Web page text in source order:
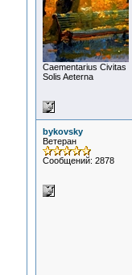
Сaementarius Civitas
Solis Aeterna
bykovsky
Ветеран
Сообщений: 2878